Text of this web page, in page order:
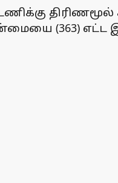
திரிணமூல்
(363)